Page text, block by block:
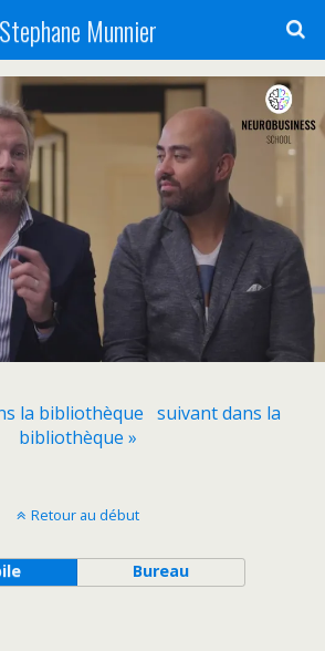
Stephane Munnier
la bibliothèque suivant dans la
bibliothèque »
Retour au début
Bureau